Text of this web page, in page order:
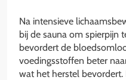
Na intensieve
bij de sauna om spierpijn
bevordert de
voedingsstoffen beter
wat het herstel